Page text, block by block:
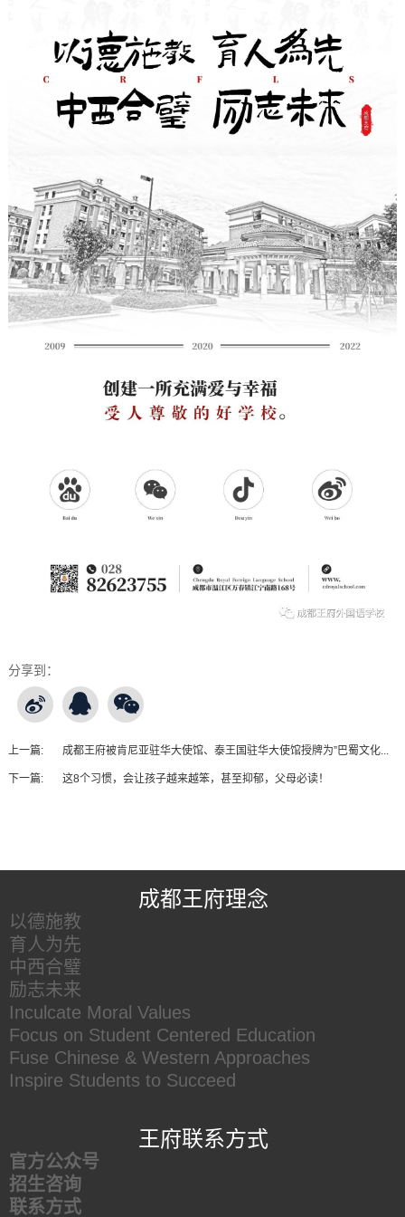
分享到：
上一篇: 成都王府被肯尼亚驻华大使馆、泰王国驻华大使馆授牌为”巴蜀文化...
下一篇: 这8个习惯，会让孩子越来越笨，甚至抑郁，父母必读！
成都王府理念
以德施教
育人为先
中西合璧
励志未来
Inculcate Moral Values
Focus on Student Centered Education
Fuse Chinese & Western Approaches
Inspire Students to Succeed
王府联系方式
官方公众号
招生咨询
联系方式